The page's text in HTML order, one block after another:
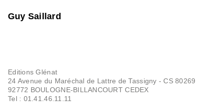
Guy Saillard
Editions Glénat
24 Avenue du Maréchal de Lattre de Tassigny - CS 80269
92772 BOULOGNE-BILLANCOURT CEDEX
Tel : 01.41.46.11.11